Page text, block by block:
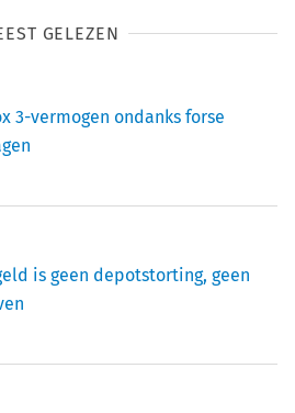
GELEZEN
3-vermogen ondanks forse
is geen depotstorting, geen